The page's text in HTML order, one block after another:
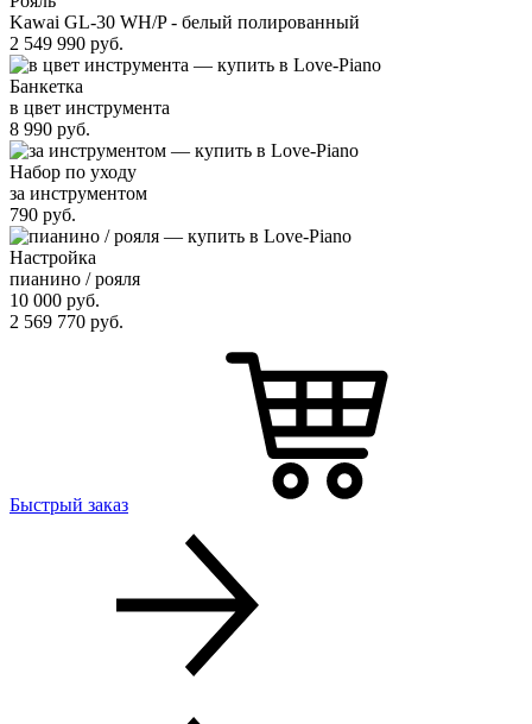
Kawai GL-30 WH/P - белый полированный
2 549 990 руб.
Банкетка
в цвет инструмента
8 990 руб.
Набор по уходу
за инструментом
790 руб.
Настройка
пианино / рояля
10 000 руб.
2 569 770 руб.
Быстрый заказ